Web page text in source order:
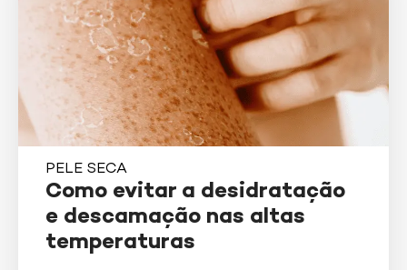
PELE SECA
Como evitar a desidratação
e descamação nas altas
temperaturas